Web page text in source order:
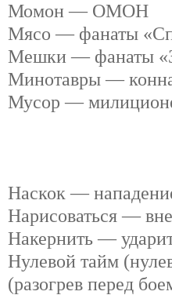
Момон — ОМОН
Мясо — фанаты
Мешки — фанаты
Минотавры —
Мусор —
Наскок —
Нарисоваться —
Накернить —
Нулевой тайм
(разогрев перед